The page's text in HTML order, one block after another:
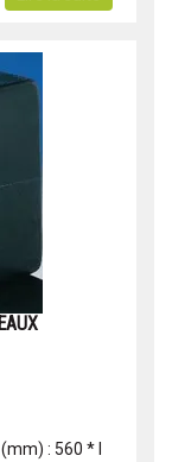
: 560 * l